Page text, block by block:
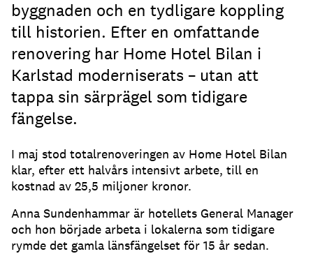
byggnaden och en tydligare koppling
till historien. Efter en omfattande
renovering har Home Hotel Bilan i
Karlstad moderniserats – utan att
tappa sin särprägel som tidigare
fängelse.
I maj stod totalrenoveringen av Home Hotel Bilan
klar, efter ett halvårs intensivt arbete, till en
kostnad av 25,5 miljoner kronor.
Anna Sundenhammar är hotellets General Manager
och hon började arbeta i lokalerna som tidigare
rymde det gamla länsfängelset för 15 år sedan.